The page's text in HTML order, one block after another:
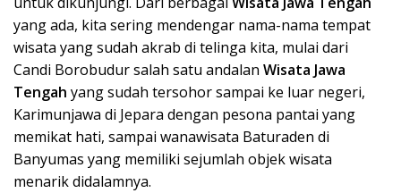
yang ada, kita sering mendengar nama-nama tempat
wisata yang sudah akrab di telinga kita, mulai dari
Candi Borobudur salah satu andalan Wisata Jawa
Tengah yang sudah tersohor sampai ke luar negeri,
Karimunjawa di Jepara dengan pesona pantai yang
memikat hati, sampai wanawisata Baturaden di
Banyumas yang memiliki sejumlah objek wisata
menarik didalamnya.